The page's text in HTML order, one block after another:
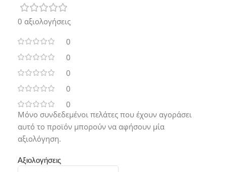
0 αξιολογήσεις
0
0
0
0
0
Αξιολογήσεις
Μόνο συνδεδεμένοι πελάτες που έχουν αγοράσει
αυτό το προϊόν μπορούν να αφήσουν μία
αξιολόγηση.